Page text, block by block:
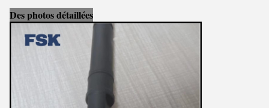
Des photos détaillées